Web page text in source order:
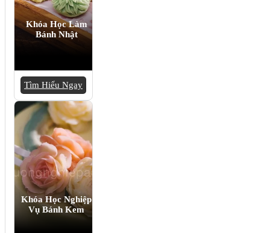
Khóa Học Làm
Bánh Nhật
Tìm Hiểu Ngay
Khóa Học Nghiệp
Vụ Bánh Kem